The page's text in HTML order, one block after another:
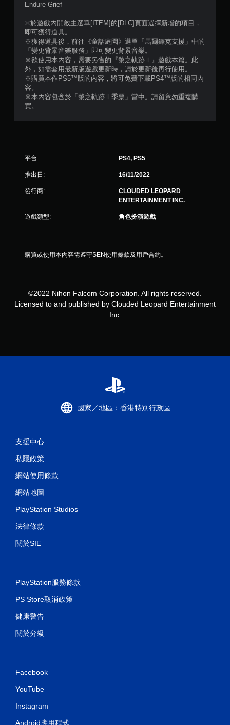
則
評
分
Endure Grief
※於遊戲內開啟主選單[ITEM]的[DLC]頁面選擇新增的項目，
即可獲得道具。
※獲得道具後，前往《童話庭園》選單「馬爾鐸克支援」中的
「變更背景音樂服務」即可變更背景音樂。
※欲使用本內容，需要另售的『黎之軌跡Ⅱ』遊戲本篇。此
外，如需套用最新版遊戲更新時，請於更新後再行使用。
※購買本作PS5™版的內容，將可免費下載PS4™版的相同內
容。
※本內容包含於「黎之軌跡Ⅱ季票」當中。請留意勿重複購
買。
平台: PS4, PS5
推出日: 16/11/2022
發行商:
CLOUDED LEOPARD
ENTERTAINMENT INC.
遊戲類型: 角色扮演遊戲
購買或使用本內容需遵守SEN使用條款及用戶合約。
©2022 Nihon Falcom Corporation. All rights reserved.
Licensed to and published by Clouded Leopard Entertainment
Inc.
國家／地區：香港特別行政區
支援中心
私隱政策
網站使用條款
網站地圖
PlayStation Studios
法律條款
關於SIE
PlayStation服務條款
PS Store取消政策
健康警告
關於分級
Facebook
YouTube
Instagram
Android應用程式